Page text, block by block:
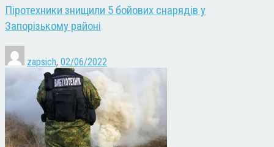
Піротехники знищили 5 бойових снарядів у
Запорізькому районі
zapsich, 02/06/2022